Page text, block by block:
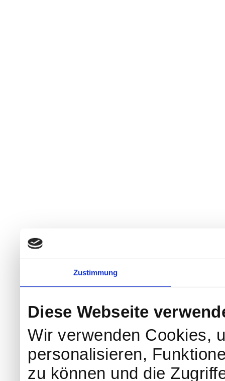
Zustimmung
Diese Webseite
Wir verwenden Cookies,
personalisieren,
zu können und die